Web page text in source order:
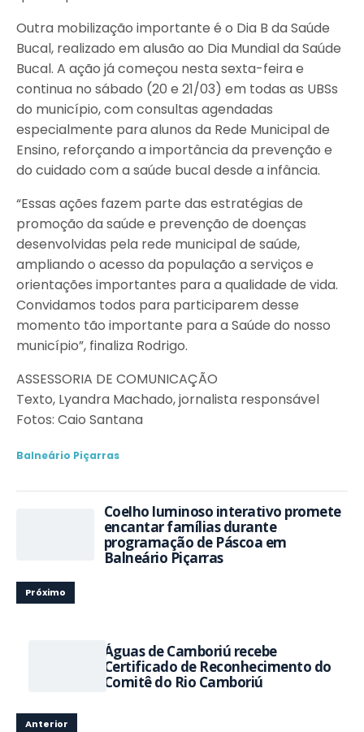
Outra mobilização importante é o Dia B da Saúde
Bucal, realizado em alusão ao Dia Mundial da Saúde
Bucal. A ação já começou nesta sexta-feira e
continua no sábado (20 e 21/03) em todas as UBSs
do município, com consultas agendadas
especialmente para alunos da Rede Municipal de
Ensino, reforçando a importância da prevenção e
do cuidado com a saúde bucal desde a infância.
“Essas ações fazem parte das estratégias de
promoção da saúde e prevenção de doenças
desenvolvidas pela rede municipal de saúde,
ampliando o acesso da população a serviços e
orientações importantes para a qualidade de vida.
Convidamos todos para participarem desse
momento tão importante para a Saúde do nosso
município”, finaliza Rodrigo.
ASSESSORIA DE COMUNICAÇÃO
Texto, Lyandra Machado, jornalista responsável
Fotos: Caio Santana
Balneário Piçarras
Coelho luminoso interativo promete
encantar famílias durante
programação de Páscoa em
Balneário Piçarras
Próximo
Águas de Camboriú recebe
Certificado de Reconhecimento do
Comitê do Rio Camboriú
Anterior